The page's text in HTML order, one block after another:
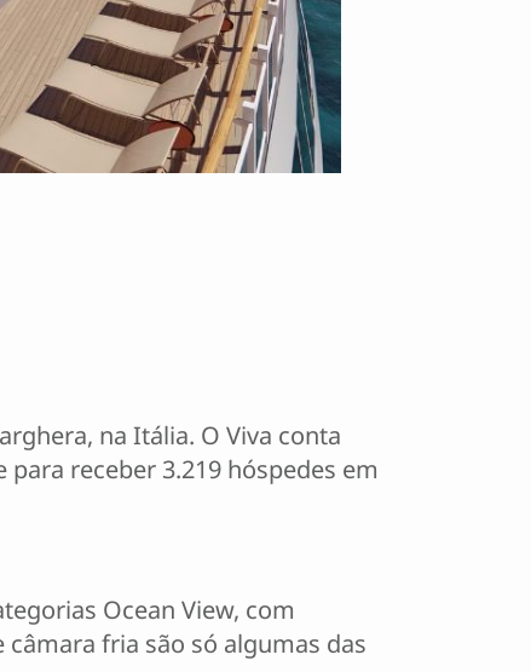
na Itália. O Viva conta
receber 3.219 hóspedes em
Ocean View, com
fria são só algumas das